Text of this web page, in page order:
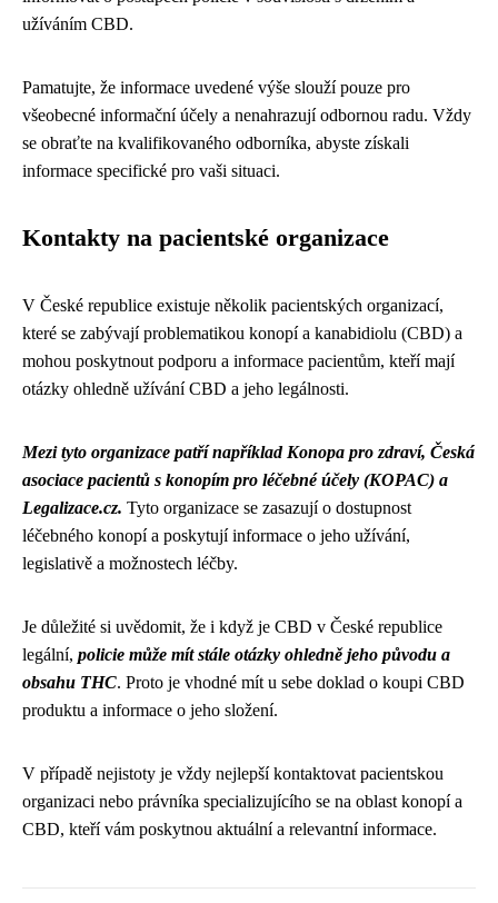
užíváním CBD.
Pamatujte, že informace uvedené výše slouží pouze pro
všeobecné informační účely a nenahrazují odbornou radu. Vždy
se obraťte na kvalifikovaného odborníka, abyste získali
informace specifické pro vaši situaci.
Kontakty na pacientské organizace
V České republice existuje několik pacientských organizací,
které se zabývají problematikou konopí a kanabidiolu (CBD) a
mohou poskytnout podporu a informace pacientům, kteří mají
otázky ohledně užívání CBD a jeho legálnosti.
Mezi tyto organizace patří například Konopa pro zdraví, Česká
asociace pacientů s konopím pro léčebné účely (KOPAC) a
Legalizace.cz. Tyto organizace se zasazují o dostupnost
léčebného konopí a poskytují informace o jeho užívání,
legislativě a možnostech léčby.
Je důležité si uvědomit, že i když je CBD v České republice
legální, policie může mít stále otázky ohledně jeho původu a
obsahu THC. Proto je vhodné mít u sebe doklad o koupi CBD
produktu a informace o jeho složení.
V případě nejistoty je vždy nejlepší kontaktovat pacientskou
organizaci nebo právníka specializujícího se na oblast konopí a
CBD, kteří vám poskytnou aktuální a relevantní informace.